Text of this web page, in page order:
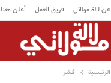
عن لالة مولاتي فريق العمل أعلن معنا
الرئيسية قشر